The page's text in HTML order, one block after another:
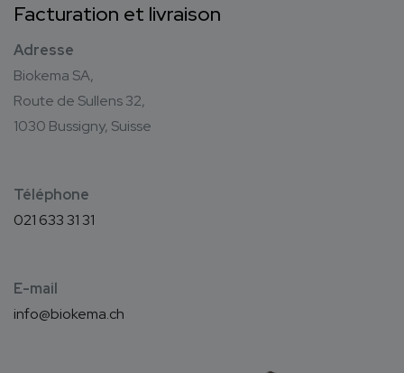
Facturation et livraison
Adresse
Biokema SA,
Route de Sullens 32,
1030 Bussigny, Suisse
Téléphone
021 633 31 31
E-mail
info@biokema.ch